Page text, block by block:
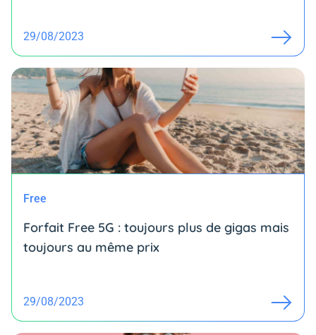
29/08/2023
Free
Forfait Free 5G : toujours plus de gigas mais
toujours au même prix
29/08/2023